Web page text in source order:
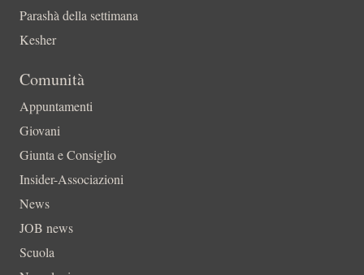
Parashà della settimana
Kesher
Comunità
Appuntamenti
Giovani
Giunta e Consiglio
Insider-Associazioni
News
JOB news
Scuola